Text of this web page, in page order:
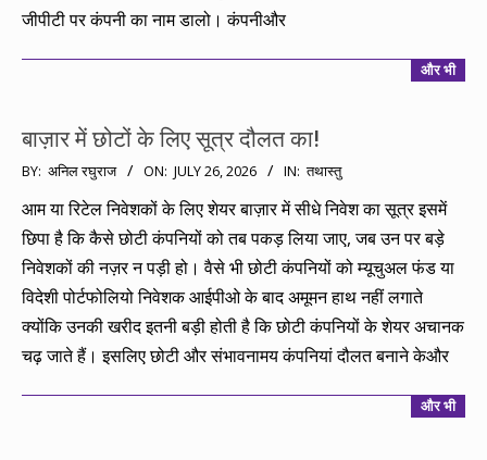
जीपीटी पर कंपनी का नाम डालो। कंपनीऔर
और भी
बाज़ार में छोटों के लिए सूत्र दौलत का!
2026-
26
BY: अनिल रघुराज ON: JULY 26, 2026 IN: तथास्तु
आम या रिटेल निवेशकों के लिए शेयर बाज़ार में सीधे निवेश का सूत्र इसमें
छिपा है कि कैसे छोटी कंपनियों को तब पकड़ लिया जाए, जब उन पर बड़े
निवेशकों की नज़र न पड़ी हो। वैसे भी छोटी कंपनियों को म्यूचुअल फंड या
विदेशी पोर्टफोलियो निवेशक आईपीओ के बाद अमूमन हाथ नहीं लगाते
क्योंकि उनकी खरीद इतनी बड़ी होती है कि छोटी कंपनियों के शेयर अचानक
चढ़ जाते हैं। इसलिए छोटी और संभावनामय कंपनियां दौलत बनाने केऔर
और भी